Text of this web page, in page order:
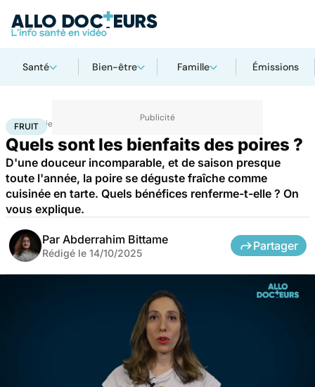
Santé Bien-être Famille Émissions
Accueil Bien-être
FRUIT
Quels sont les bienfaits des poires ?
D'une douceur incomparable, et de saison presque
toute l'année, la poire se déguste fraîche comme
cuisinée en tarte. Quels bénéfices renferme-t-elle ? On
vous explique.
Par Abderrahim Bittame
Rédigé le 14/10/2025
Partager